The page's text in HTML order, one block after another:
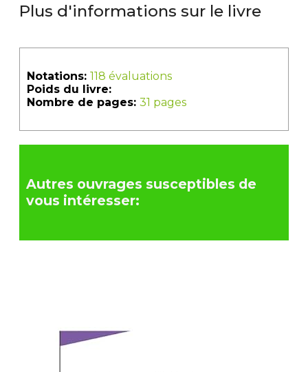
Plus d'informations sur le livre
Notations: 118 évaluations
Poids du livre:
Nombre de pages: 31 pages
Autres ouvrages susceptibles de
vous intéresser: